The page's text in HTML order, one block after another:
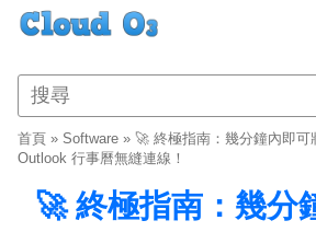
首頁 » Software » 🚀 終極指南：幾分鐘內即
Outlook 行事曆無縫連線！
🚀 終極指南：幾分